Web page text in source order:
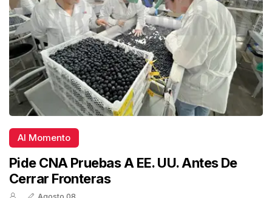
Al Momento
Pide CNA Pruebas A EE. UU. Antes De
Cerrar Fronteras